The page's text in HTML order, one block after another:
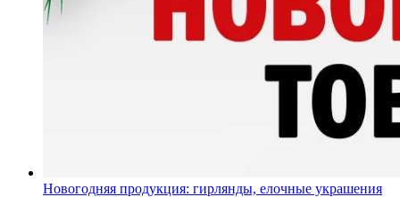
Новогодняя продукция: гирлянды, елочные украшения